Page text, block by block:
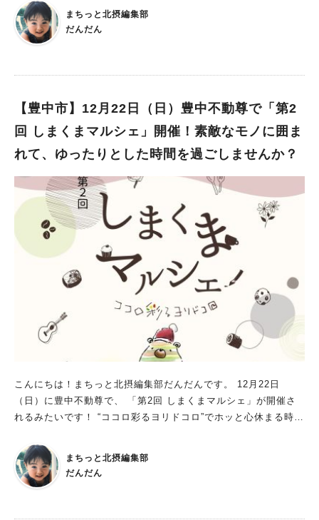
という投稿をいただきました。ありがとうございます！ クリス
マスコーデでおやつゲット！マルシェやゲームを楽しんで わん
ちゃん関連グッズのお店が多数集まり、 わんちゃん参加型ゲー
キッチンカーが約13台も大集合するそうです！ わんダーランド
マスフォトブースなど、愛犬と一緒に楽しめるコンテンツが盛り
だくさん！ 今回はクリスマス直前ということで、 来場者にクリ
(午前10時～／先着100人) サンタさんと「ゲリラじゃんけん大
会」や、 クリスマスコーデをしてきてくれたわんちゃんにおや
つのプレゼントも。 開催時間は両日午前10時～午後4時。入場無
料です。 また、2025年1月25日（土）・26日（日）にも服部緑
地で同イベントを開催予定とのこと。 イベントを通して、わん
ちゃんや飼い主同士で新しいお友だちができるかも！ 愛犬と一
緒に、少し早めのクリスマスを満喫してくださいね♪ ▼「あつま
れ！わんダーランド」のインスタグラムはこちら
まちっと北摂編集部
だんだん
【豊中市】12月22日（日）豊中不動尊で「第2
回 しまくまマルシェ」開催！素敵なモノに囲ま
れて、ゆったりとした時間を過ごしませんか？
こんにちは！まちっと北摂編集部だんだんです。 12月22日
（日）に豊中不動尊で、 「第2回 しまくまマルシェ」が開催さ
れるみたいです！ “ココロ彩るヨリドコロ”でホッと心休まる時間
は、“ココロ彩るヨリドコロ”。 「永きにわたり地域の方々に愛さ
れている『豊中不動尊』というヨリドコロとなる場所に、 さま
ざまな個性を活かして活動しているお店や作り手が集まること
まちっと北摂編集部
だんだん